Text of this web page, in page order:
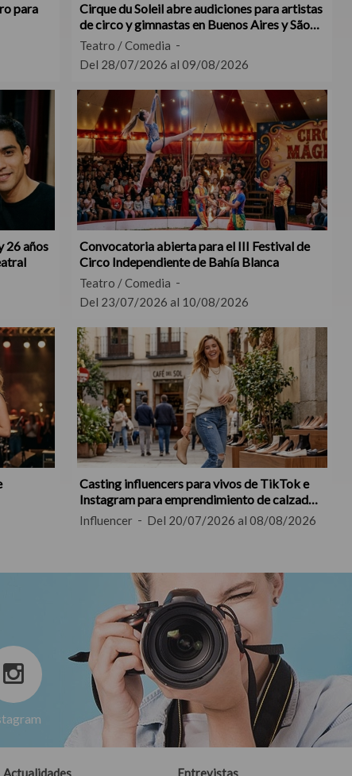
para
Cirque du Soleil abre audiciones para artistas
de circo y gimnastas en Buenos Aires y São
Paulo
Teatro / Comedia
Del 28/07/2026 al 09/08/2026
26 años
Convocatoria abierta para el III Festival de
Circo Independiente de Bahía Blanca
Teatro / Comedia
Del 23/07/2026 al 10/08/2026
Casting influencers para vivos de TikTok e
Instagram para emprendimiento de calzado
femenino
Influencer Del 20/07/2026 al 08/08/2026
Actualidades Entrevistas